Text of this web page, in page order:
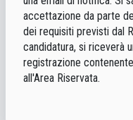
accettazione da parte
dei requisiti previsti dal
candidatura, si riceverà
registrazione
all'Area Riservata.